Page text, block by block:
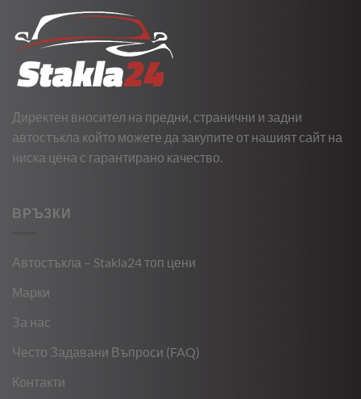
Директен вносител на предни, странични и задни
автостъкла който можете да закупите от нашият сайт на
ниска цена с гарантирано качество.
ВРЪЗКИ
Автостъкла – Stakla24 топ цени
Марки
За нас
Често Задавани Въпроси (FAQ)
Контакти